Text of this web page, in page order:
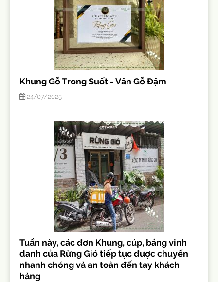
Khung Gỗ Trong Suốt - Vân Gỗ Đậm
24/07/2025
Tuần này, các đơn Khung, cúp, bảng vinh
danh của Rừng Gió tiếp tục được chuyển
nhanh chóng và an toàn đến tay khách
hàng